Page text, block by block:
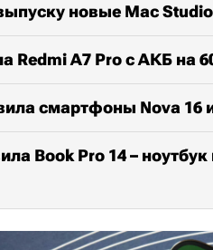
новые Mac
Redmi A7 Pro с АКБ на
смартфоны Nova 16
Book Pro 14 –